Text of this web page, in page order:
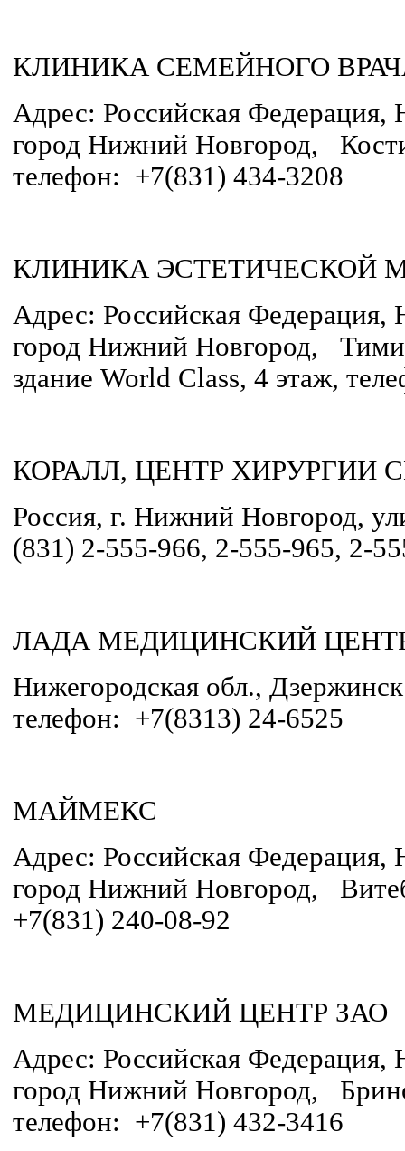
КЛИНИКА СЕМЕЙНОГО
Адрес: Российская Федерация,
город Нижний Новгород,
телефон: +7(831) 434-3208
КЛИНИКА ЭСТЕТИЧЕСКОЙ
Адрес: Российская Федерация,
город Нижний Новгород,
здание World Class, 4 этаж,
КОРАЛЛ, ЦЕНТР ХИРУРГИИ
Россия, г. Нижний Новгород,
(831) 2-555-966, 2-555-965, 2-
ЛАДА МЕДИЦИНСКИЙ
Нижегородская обл.,
телефон: +7(8313) 24-6525
МАЙМЕКС
Адрес: Российская Федерация,
город Нижний Новгород,
+7(831) 240-08-92
МЕДИЦИНСКИЙ ЦЕНТР ЗАО
Адрес: Российская Федерация,
город Нижний Новгород,
телефон: +7(831) 432-3416